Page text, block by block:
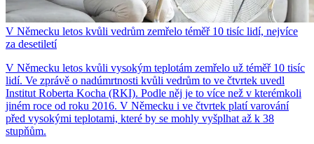
V Německu letos kvůli vedrům zemřelo téměř 10 tisíc lidí, nejvíce
za desetiletí
V Německu letos kvůli vysokým teplotám zemřelo už téměř 10 tisíc
lidí. Ve zprávě o nadúmrtnosti kvůli vedrům to ve čtvrtek uvedl
Institut Roberta Kocha (RKI). Podle něj je to více než v kterémkoli
jiném roce od roku 2016. V Německu i ve čtvrtek platí varování
před vysokými teplotami, které by se mohly vyšplhat až k 38
stupňům.